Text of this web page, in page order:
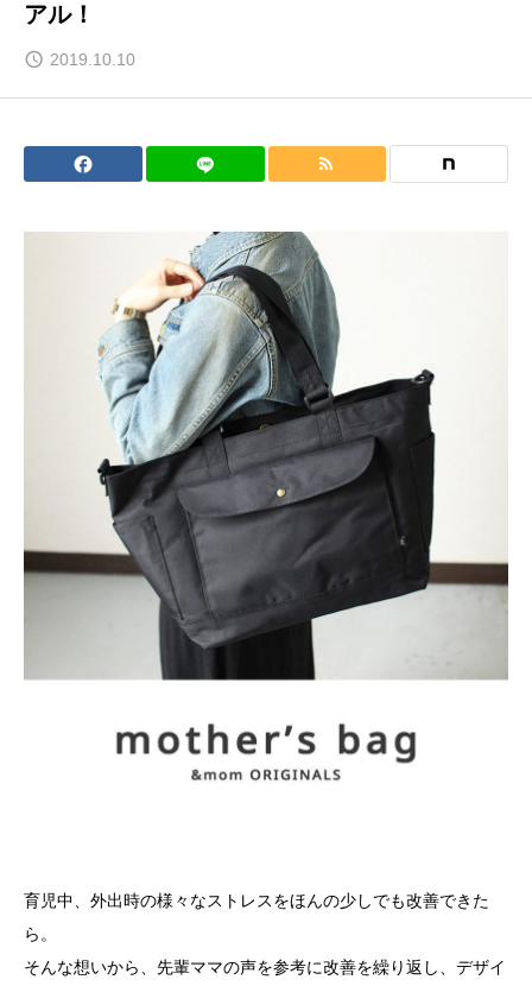
アル！
2019.10.10
育児中、外出時の様々なストレスをほんの少しでも改善できた
ら。
そんな想いから、先輩ママの声を参考に改善を繰り返し、デザイ